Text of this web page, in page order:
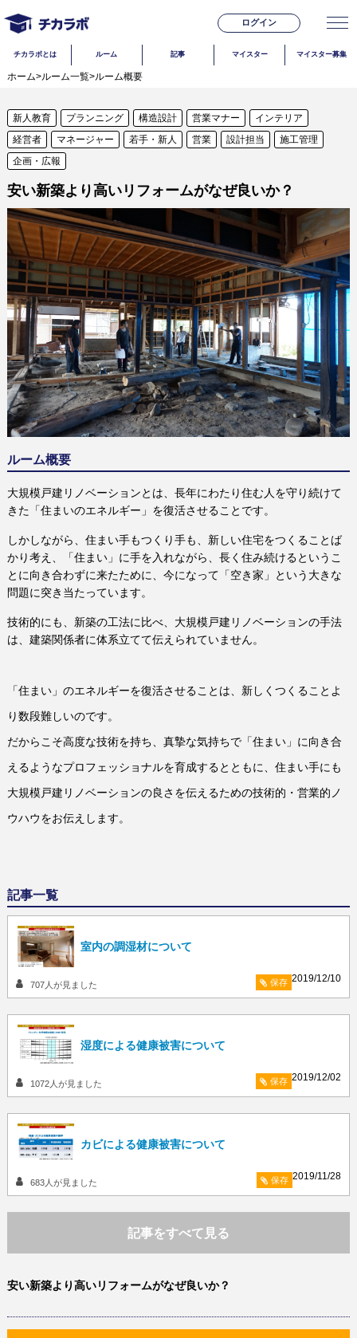
ログイン
チカラボとは ルーム 記事 マイスター マイスター募集
ホーム>ルーム一覧>ルーム概要
新人教育 プランニング 構造設計 営業マナー
インテリア
経営者
マネージャー 若手・新人 営業 設計担当
施工管理
企画・広報
安い新築より高いリフォームがなぜ良いか？
ルーム概要
大規模戸建リノベーションとは、長年にわたり住む人を守り続けて
きた「住まいのエネルギー」を復活させることです。
しかしながら、住まい手もつくり手も、新しい住宅をつくることば
かり考え、「住まい」に手を入れながら、長く住み続けるというこ
とに向き合わずに来たために、今になって「空き家」という大きな
問題に突き当たっています。
技術的にも、新築の工法に比べ、大規模戸建リノベーションの手法
は、建築関係者に体系立てて伝えられていません。
「住まい」のエネルギーを復活させることは、新しくつくることよ
り数段難しいのです。
だからこそ高度な技術を持ち、真摯な気持ちで「住まい」に向き合
えるようなプロフェッショナルを育成するとともに、住まい手にも
大規模戸建リノベーションの良さを伝えるための技術的・営業的ノ
ウハウをお伝えします。
記事一覧
室内の調湿材について
2019/12/10
707 人が見ました 保存
湿度による健康被害について
2019/12/02
1072 人が見ました 保存
カビによる健康被害について
2019/11/28
683 人が見ました 保存
記事をすべて見る
安い新築より高いリフォームがなぜ良いか？